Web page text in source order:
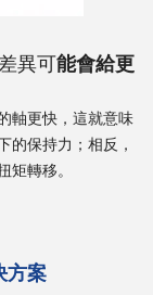
異可能會給更
軸更快，這就意味
的保持力；相反，
轉移。
方案